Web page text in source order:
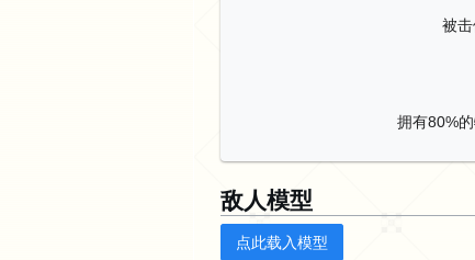
被
拥有80%
敌人模型
点此载入模型